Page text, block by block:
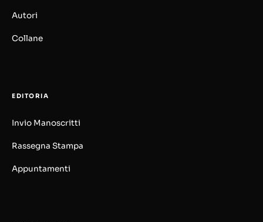
Autori
Collane
EDITORIA
Invio Manoscritti
Rassegna Stampa
Appuntamenti